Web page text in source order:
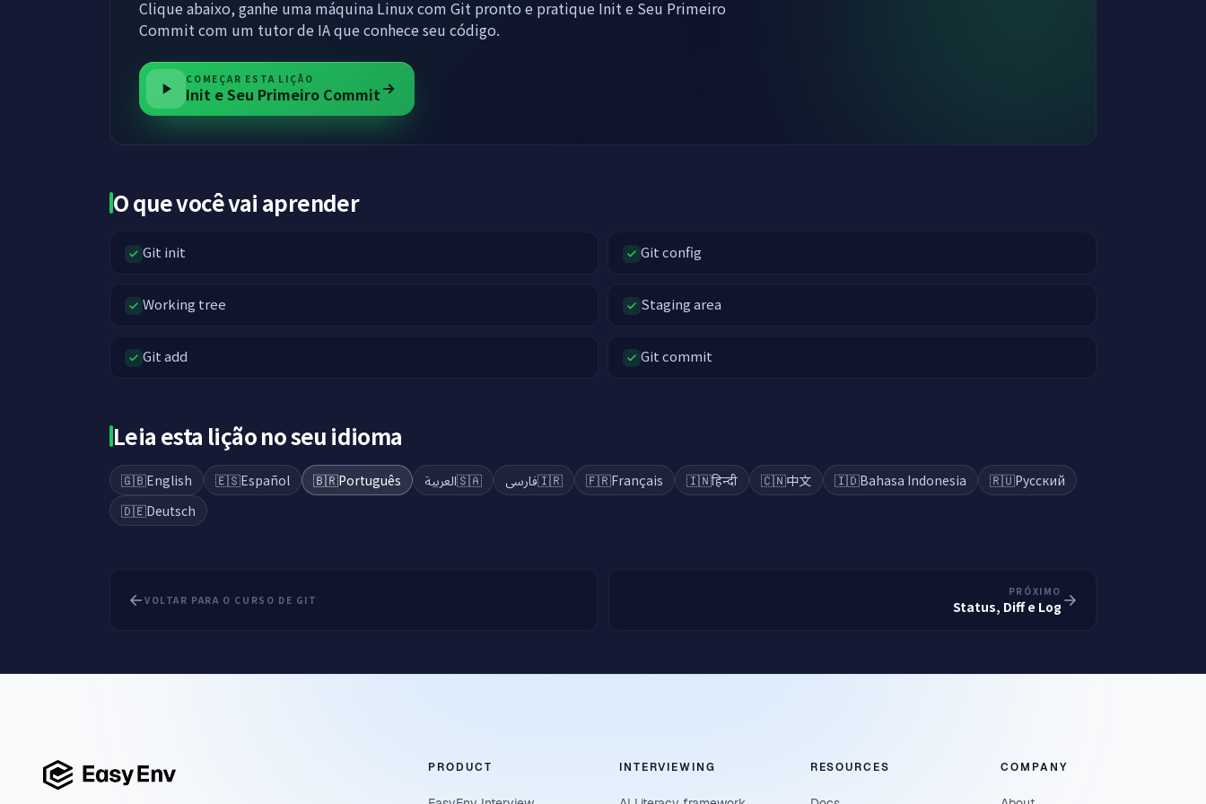
Clique abaixo, ganhe uma máquina Linux com Git pronto e pratique Init e Seu Primeiro
Commit com um tutor de IA que conhece seu código.
COMEÇAR ESTA LIÇÃO
Init e Seu Primeiro Commit
O que você vai aprender
Git init Git config
Working tree Staging area
Git add Git commit
Leia esta lição no seu idioma
🇬🇧English 🇪🇸Español 🇧🇷Português 🇸🇦العربية 🇮🇷فارسی 🇫🇷Français 🇮🇳हिन्दी 🇨🇳中文 🇮🇩Bahasa Indonesia 🇷🇺Русский
🇩🇪Deutsch
VOLTAR PARA O CURSO DE GIT
PRÓXIMO
Status, Diff e Log
PRODUCT INTERVIEWING RESOURCES COMPANY